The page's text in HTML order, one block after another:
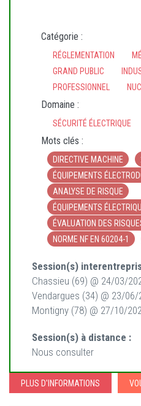
Catégorie :
RÉGLEMENTATION
GRAND PUBLIC
PROFESSIONNEL
Domaine :
SÉCURITÉ ÉLECTRIQUE
Mots clés :
DIRECTIVE MACHINE
ÉQUIPEMENTS
ANALYSE DE RISQUE
ÉQUIPEMENTS
ÉVALUATION DES
NORME NF EN 60204-1
Session(s)
Chassieu (69) @ 24/03/
Vendargues (34) @ 23/
Montigny (78) @ 27/10/
Session(s) à distance :
Nous consulter
PLUS D'INFORMATIONS